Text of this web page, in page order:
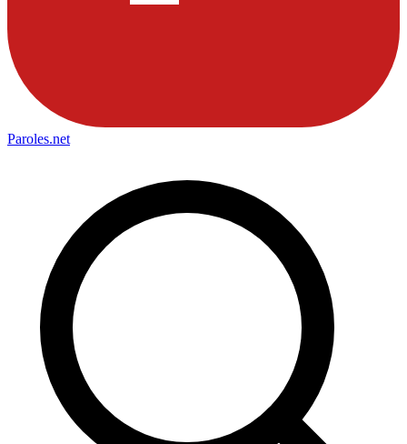
Paroles.net